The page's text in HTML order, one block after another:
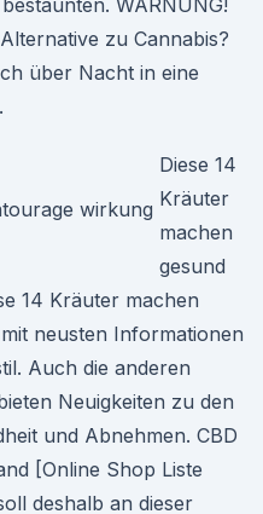
WARNUNG!
zu Cannabis?
über Nacht in eine
Diese 14
Kräuter
machen
gesund
14 Kräuter machen
neusten Informationen
Auch die anderen
Neuigkeiten zu den
und Abnehmen. CBD
[Online Shop Liste
deshalb an dieser